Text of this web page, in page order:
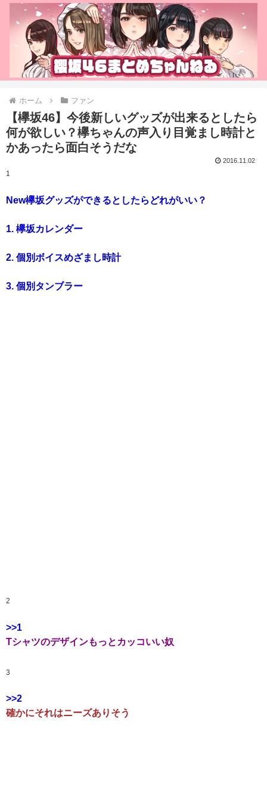
ホーム ファン
【欅坂46】今後新しいグッズが出来るとしたら
何が欲しい？欅ちゃんの声入り目覚まし時計と
かあったら面白そうだな
2016.11.02
1
New欅坂グッズができるとしたらどれがいい？
1. 欅坂カレンダー
2. 個別ボイスめざまし時計
3. 個別タンブラー
2
>>1
Tシャツのデザインもっとカッコいい奴
3
>>2
確かにそれはニーズありそう